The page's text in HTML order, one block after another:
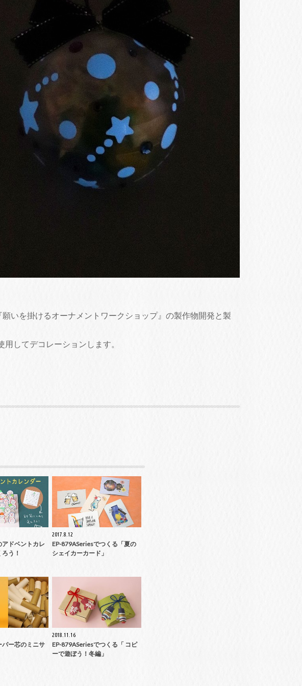
いを掛けるオーナメントワークショップ』の製作物開発と製
してデコレーションします。
アドベントカレ
う！
2017.8.12
EP-879ASeriesでつくる「夏の
シェイカーカード」
パー芯のミニサ
2018.11.16
EP-879ASeriesでつくる「 コピ
ーで遊ぼう！冬編」